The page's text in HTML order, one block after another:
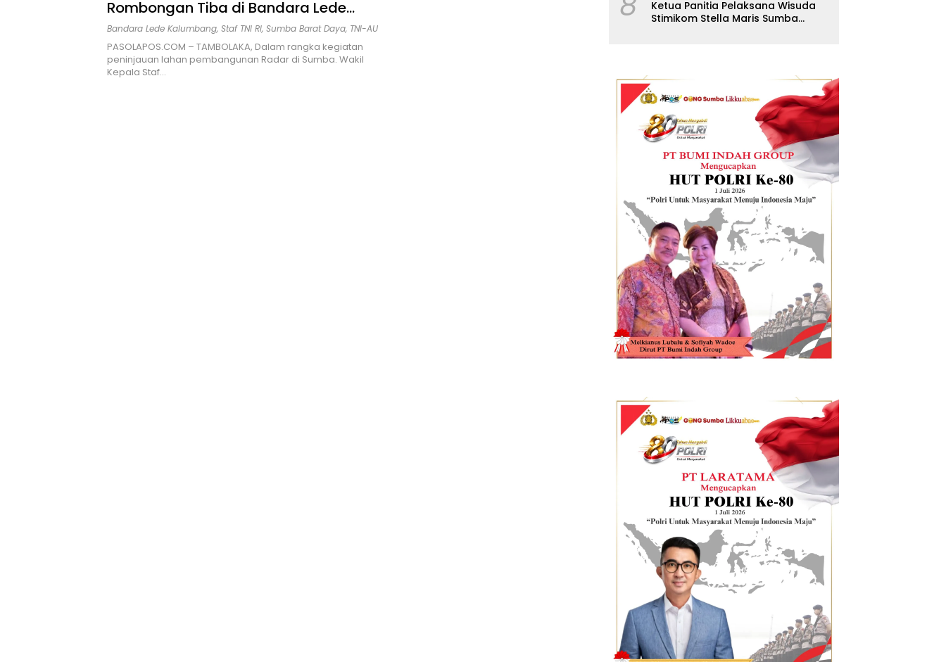
Rombongan Tiba di Bandara Lede
Kalumbang Tinjau Lahan
Pembangunan Radar
Bandara Lede Kalumbang, Staf TNI RI, Sumba Barat Daya, TNI-AU
PASOLAPOS.COM – TAMBOLAKA, Dalam rangka kegiatan
peninjauan lahan pembangunan Radar di Sumba. Wakil
Kepala Staf…
Ketua Panitia Pelaksana Wisuda
Stimikom Stella Maris Sumba